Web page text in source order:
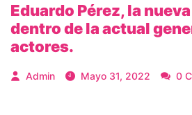
Eduardo Pérez, la
dentro de la actual
actores.
Admin Mayo 31, 2022
0